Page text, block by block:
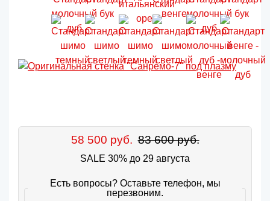
58 500 руб. 83 600 руб.
SALE 30% до 29 августа
Есть вопросы? Оставьте телефон, мы
перезвоним.